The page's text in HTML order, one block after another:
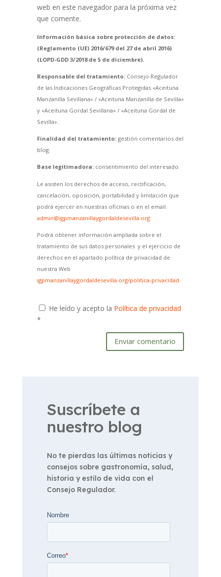
web en este navegador para la próxima vez
que comente.
Información básica sobre protección de datos:
(Reglamento (UE) 2016/679 del 27 de abril 2016)
(LOPD-GDD 3/2018 de 5 de diciembre).
Responsable del tratamiento:Consejo Regulador
de las Indicaciones Geográficas Protegidas «Aceituna
Manzanilla Sevillana» / «Aceituna Manzanilla de Sevilla»
y «Aceituna Gordal Sevillana» / «Aceituna Gordal de
Sevilla».
Finalidad del tratamiento:gestión comentarios del
blog.
Base legitimadora:consentimiento del interesado.
Le asisten los derechos de acceso, rectificación,
cancelación, oposición, portabilidad y limitación que
podrá ejercer en nuestras oficinas o en el email:
admin@igpmanzanillaygordaldesevilla.org
Podrá obtener información ampliada sobre el
tratamiento de sus datos personales y el ejercicio de
derechos en el apartado política de privacidad de
nuestra Web
igpmanzanillaygordaldesevilla.org/politica-privacidad
He leído y acepto la Política de privacidad
*
Enviar comentario
Suscríbete a
nuestro blog
No te pierdas las últimas noticias y
consejos sobre gastronomía, salud,
historia y estilo de vida con el
Consejo Regulador.